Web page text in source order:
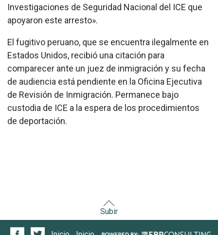
Investigaciones de Seguridad Nacional del ICE que
apoyaron este arresto».
El fugitivo peruano, que se encuentra ilegalmente en
Estados Unidos, recibió una citación para
comparecer ante un juez de inmigración y su fecha
de audiencia está pendiente en la Oficina Ejecutiva
de Revisión de Inmigración. Permanece bajo
custodia de ICE a la espera de los procedimientos
de deportación.
Subir